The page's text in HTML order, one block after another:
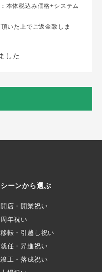
本体税込み価格+システム
いた上でご返金致しま
した
シーンから選ぶ
開店・開業祝い
周年祝い
移転・引越し祝い
就任・昇進祝い
竣工・落成祝い